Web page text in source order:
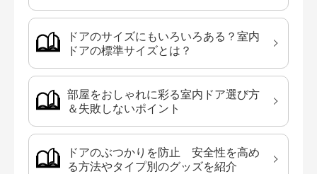
ドアのサイズにもいろいろある？室内
ドアの標準サイズとは？
部屋をおしゃれに彩る室内ドア選び方
＆失敗しないポイント
ドアのぶつかりを防止 安全性を高め
る方法やタイプ別のグッズを紹介